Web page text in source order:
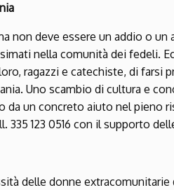
non deve essere un addio o un
nella comunità dei fedeli.
ragazzi e catechiste, di farsi
Uno scambio di cultura e
da un concreto aiuto nel pieno
335 123 0516 con il supporto
delle donne extracomunitarie